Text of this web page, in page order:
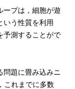
ープは，細胞が遊
いう性質を利用
予測することがで
問題に畳み込みニ
これまでに多数